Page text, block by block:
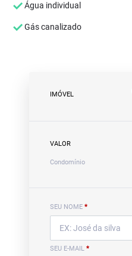
Água individual
Gás canalizado
IMÓVEL
VALOR
Condomínio
SEU NOME *
SEU E-MAIL *